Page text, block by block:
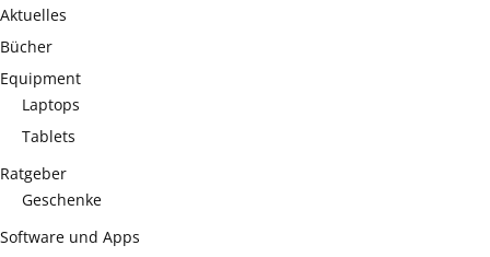
Aktuelles
Bücher
Equipment
Laptops
Tablets
Ratgeber
Geschenke
Software und Apps